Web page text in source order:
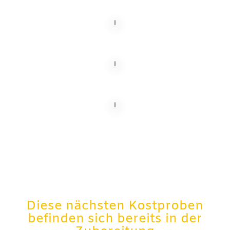
Diese nächsten Kostproben
befinden sich bereits in der